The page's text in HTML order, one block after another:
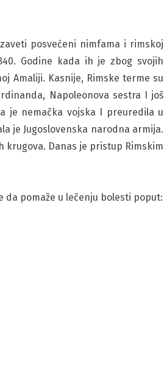
posvećeni nimfama i rimskoj
Godine kada ih je zbog svojih
Amaliji. Kasnije, Rimske terme su
Napoleonova sestra I još
je nemačka vojska I preuredila u
je Jugoslovenska narodna armija.
krugova. Danas je pristup Rimskim
pomaže u lečenju bolesti poput: